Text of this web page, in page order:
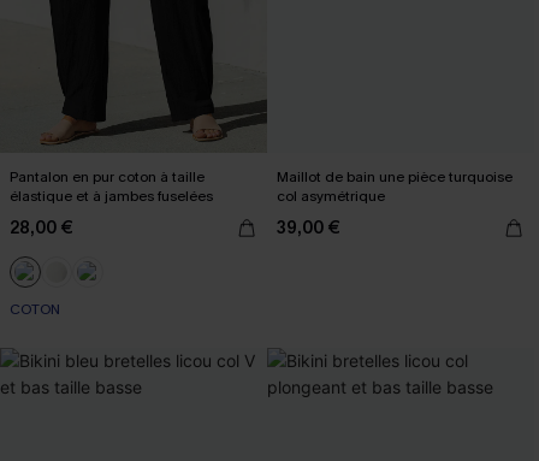
Pantalon en pur coton à taille
élastique et à jambes fuselées
28,00 €
COTON
Maillot de bain une pièce turquoise
col asymétrique
39,00 €